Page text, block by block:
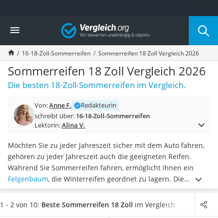
Die beliebtesten Vergleiche nach Kategorie
Auto & Motor
Fahrradträger-Anhängerkupplung (4 Fahrräder)
Fahrradträger
Fahrradträger (Anhängerkupplung)
Fahrradträger 3 Fahrräder
Benzinkanister (20 l)
Fahrradträger E-Bike
Benzinkanister
Wagenheber 3t
AGM-Batterie Wohnmobil
Thule-Fahrradträger
FM-Transmitter
Sommerreifen 205/55 R16
Autobatterie-Ladegerät
Vergleich
16-18-Zoll-Sommerreifen Sommerreifen 18 Zoll Vergleich 2026
Sommerreifen 18 Zoll Vergleich 2026
Die besten 18-Zoll-Sommerreifen im Vergleich.
Von:Anne F.
Redakteurin
schreibt über: 16-18-Zoll-Sommerreifen
Lektorin:Alina V.
Möchten Sie zu jeder Jahreszeit sicher mit dem Auto fahren,
gehören zu jeder Jahreszeit auch die geeigneten Reifen.
Während Sie Sommerreifen fahren, ermöglicht Ihnen ein
Felgenbaum, die Winterreifen geordnet zu lagern. Die
Sommerreifen mit 18 Zoll besitzen nicht nur einbesseres
Fahrverhalten im Sommer, sondern sind auch noch
1 - 2 von 10: Beste Sommerreifen 18 Zoll im Vergleich